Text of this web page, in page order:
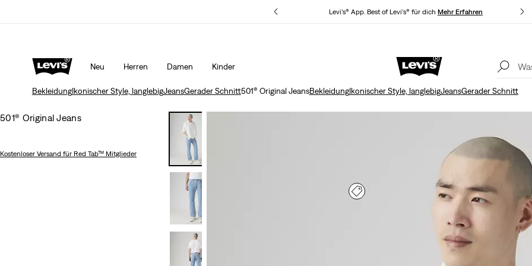
Mehr Erfahren Levi’s® App. Best of Levi’s® für dich Mehr Erfahren
Neu Herren Damen Kinder
Klarna: JETZT KAUFEN & SPÄTER BEZAHLEN!
BekleidungIkonischer Style, langlebigJeansGerader Schnitt501® Original JeansBekleidungIkonischer Style, langlebigJeansGerader Schnitt
501® Original Jeans
Kostenloser Versand für Red Tab™ Mitglieder